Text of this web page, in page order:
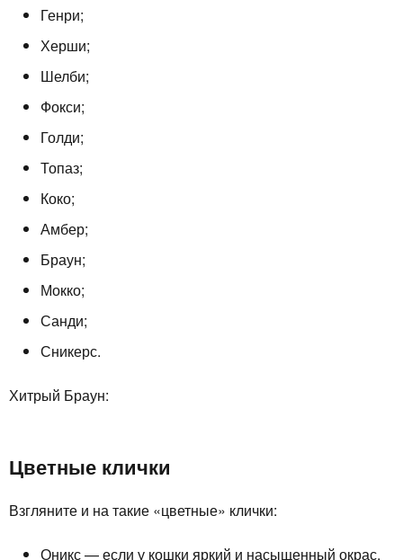
Генри;
Херши;
Шелби;
Фокси;
Голди;
Топаз;
Коко;
Амбер;
Браун;
Мокко;
Санди;
Сникерс.
Хитрый Браун:
Цветные клички
Взгляните и на такие «цветные» клички:
Оникс — если у кошки яркий и насыщенный окрас.